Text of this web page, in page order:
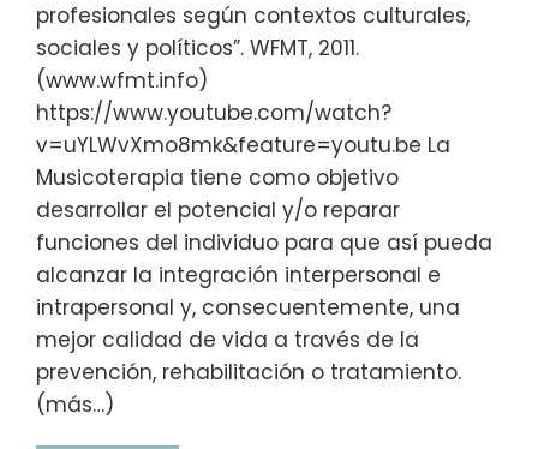
profesionales según contextos culturales,
sociales y políticos”. WFMT, 2011.
(www.wfmt.info)
https://www.youtube.com/watch?
v=uYLWvXmo8mk&feature=youtu.be La
Musicoterapia tiene como objetivo
desarrollar el potencial y/o reparar
funciones del individuo para que así pueda
alcanzar la integración interpersonal e
intrapersonal y, consecuentemente, una
mejor calidad de vida a través de la
prevención, rehabilitación o tratamiento.
(más…)